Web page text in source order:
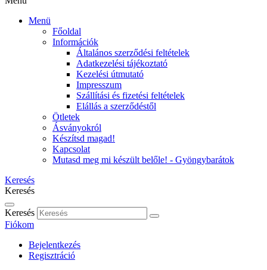
Menü
Főoldal
Információk
Általános szerződési feltételek
Adatkezelési tájékoztató
Kezelési útmutató
Impresszum
Szállítási és fizetési feltételek
Elállás a szerződéstől
Ötletek
Ásványokról
Készítsd magad!
Kapcsolat
Mutasd meg mi készült belőle! - Gyöngybarátok
Keresés
Keresés
Keresés
Fiókom
Bejelentkezés
Regisztráció